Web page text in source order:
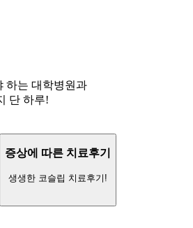
하는 대학병원과
단 하루!
증상에 따른 치료후기
생생한 코슬립 치료후기!